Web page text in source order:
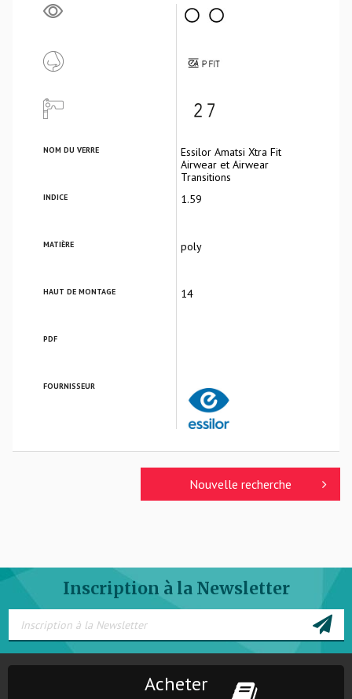
NOM DU VERRE
Essilor Amatsi Xtra Fit
Airwear et Airwear
Transitions
INDICE 1.59
MATIÈRE poly
HAUT DE MONTAGE 14
PDF
FOURNISSEUR
Nouvelle recherche
Inscription à la Newsletter
Acheter